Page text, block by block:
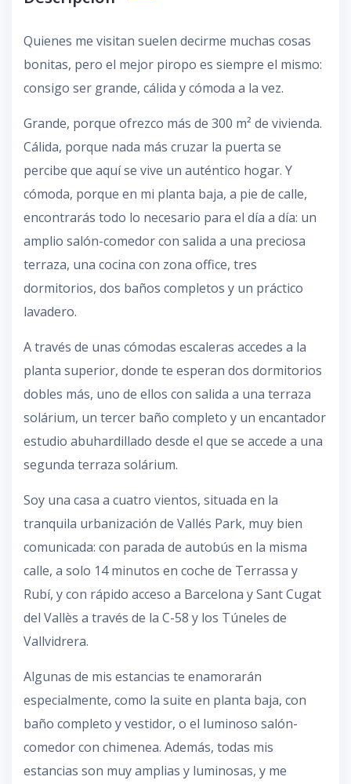
Quienes me visitan suelen decirme muchas cosas
bonitas, pero el mejor piropo es siempre el mismo:
consigo ser grande, cálida y cómoda a la vez.
Grande, porque ofrezco más de 300 m² de vivienda.
Cálida, porque nada más cruzar la puerta se
percibe que aquí se vive un auténtico hogar. Y
cómoda, porque en mi planta baja, a pie de calle,
encontrarás todo lo necesario para el día a día: un
amplio salón-comedor con salida a una preciosa
terraza, una cocina con zona office, tres
dormitorios, dos baños completos y un práctico
lavadero.
A través de unas cómodas escaleras accedes a la
planta superior, donde te esperan dos dormitorios
dobles más, uno de ellos con salida a una terraza
solárium, un tercer baño completo y un encantador
estudio abuhardillado desde el que se accede a una
segunda terraza solárium.
Soy una casa a cuatro vientos, situada en la
tranquila urbanización de Vallés Park, muy bien
comunicada: con parada de autobús en la misma
calle, a solo 14 minutos en coche de Terrassa y
Rubí, y con rápido acceso a Barcelona y Sant Cugat
del Vallès a través de la C-58 y los Túneles de
Vallvidrera.
Algunas de mis estancias te enamorarán
especialmente, como la suite en planta baja, con
baño completo y vestidor, o el luminoso salón-
comedor con chimenea. Además, todas mis
estancias son muy amplias y luminosas, y me